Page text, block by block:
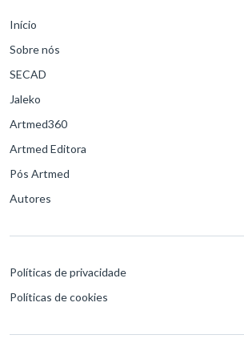
Início
Sobre nós
SECAD
Jaleko
Artmed360
Artmed Editora
Pós Artmed
Autores
Políticas de privacidade
Políticas de cookies